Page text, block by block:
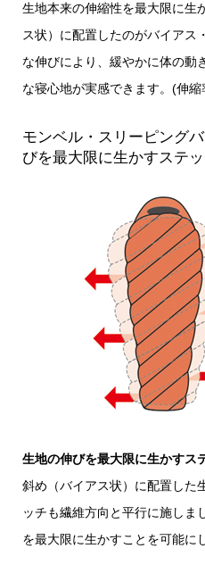
生地本来の伸縮性を最大限に生
ス状）に配置したのがバイアス
な伸びにより、緩やかに体の動
な寝心地が実感できます。(伸
モンベル・スリーピング
びを最大限に生かすステッ
生地の伸びを最大限に生かすス
斜め（バイアス状）に配置した
ッチも繊維方向と平行に施しま
を最大限に生かすことを可能に